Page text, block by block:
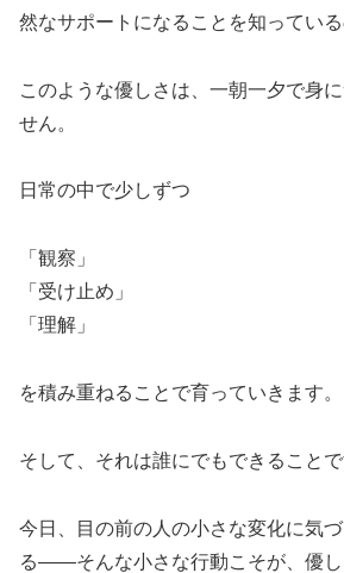
然なサポートになることを知っている
このような優しさは、一朝一夕で身
せん。
日常の中で少しずつ
「観察」
「受け止め」
「理解」
を積み重ねることで育っていきます。
そして、それは誰にでもできることで
今日、目の前の人の小さな変化に気
る――そんな小さな行動こそが、優